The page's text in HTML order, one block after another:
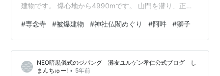
建物です。 爆心地から4990mです。 山門を潜り、正面
す梁の木鼻には、 玉をくわえてギッと目を見開いていま
す獅子と、 玉をしっかりと手に持ってギュッと口を引き
締めています獅子がいます。 なんと心強いことでしょ
う。
#専念寺 #被爆建物 #神社仏閣めぐり #阿吽 #獅子
NEO暗黒儀式のジパング 灘友ユルゲン孝仁公式ブログ し
まんちゅー! • 5年前